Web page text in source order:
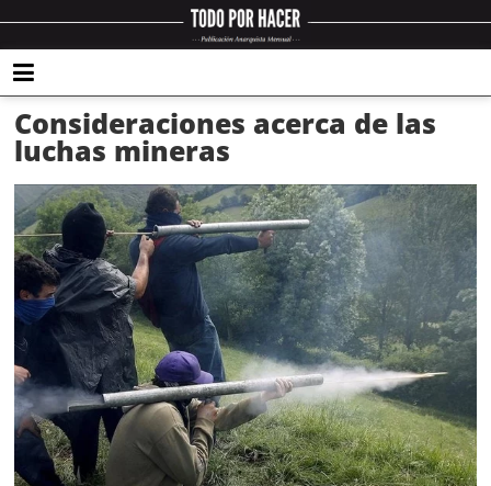
Consideraciones acerca de las
luchas mineras